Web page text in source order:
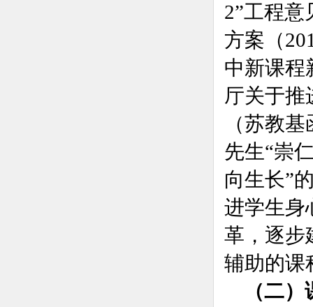
2”工程意
方案（
中新课程
厅关于推
（苏教基
先生“崇
向生长”
进学生身
革，逐步
辅助的课
（二